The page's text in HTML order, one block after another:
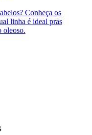
Conheça os
linha é ideal pras
oleoso.